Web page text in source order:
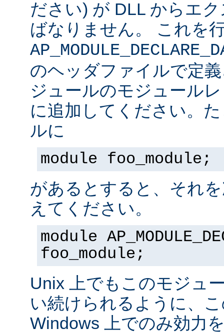
ださい) が DLL からエ
ばなりません。 これを
のヘッダファイルで定
ジュールのモジュール
に追加してください。
ルに
module foo_module;
があるとすると、それ
えてください。
module
foo_module;
Unix 上でもこのモジュ
い続けられるように、
Windows 上でのみ効力